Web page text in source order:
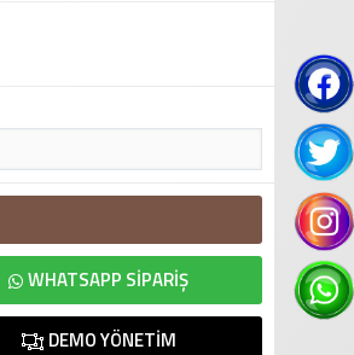
WHATSAPP SIPARIŞ
DEMO YÖNETIM